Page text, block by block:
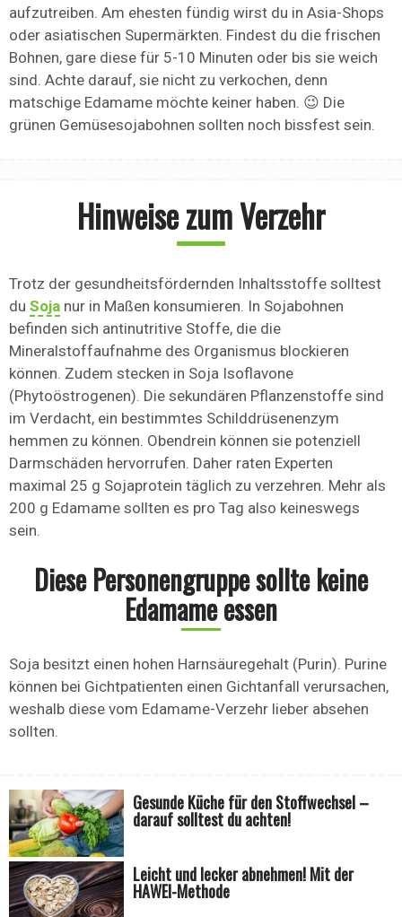
aufzutreiben. Am ehesten fündig wirst du in Asia-Shops
oder asiatischen Supermärkten. Findest du die frischen
Bohnen, gare diese für 5-10 Minuten oder bis sie weich
sind. Achte darauf, sie nicht zu verkochen, denn
matschige Edamame möchte keiner haben. 😉 Die
grünen Gemüsesojabohnen sollten noch bissfest sein.
Hinweise zum Verzehr
Trotz der gesundheitsfördernden Inhaltsstoffe solltest
du Soja nur in Maßen konsumieren. In Sojabohnen
befinden sich antinutritive Stoffe, die die
Mineralstoffaufnahme des Organismus blockieren
können. Zudem stecken in Soja Isoflavone
(Phytoöstrogenen). Die sekundären Pflanzenstoffe sind
im Verdacht, ein bestimmtes Schilddrüsenenzym
hemmen zu können. Obendrein können sie potenziell
Darmschäden hervorrufen. Daher raten Experten
maximal 25 g Sojaprotein täglich zu verzehren. Mehr als
200 g Edamame sollten es pro Tag also keineswegs
sein.
Diese Personengruppe sollte keine
Edamame essen
Soja besitzt einen hohen Harnsäuregehalt (Purin). Purine
können bei Gichtpatienten einen Gichtanfall verursachen,
weshalb diese vom Edamame-Verzehr lieber absehen
sollten.
Gesunde Küche für den Stoffwechsel –
darauf solltest du achten!
Leicht und lecker abnehmen! Mit der
HAWEI-Methode